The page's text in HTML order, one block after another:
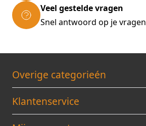
Veel gestelde vragen
Snel antwoord op je vragen
Overige categorieén
Klantenservice